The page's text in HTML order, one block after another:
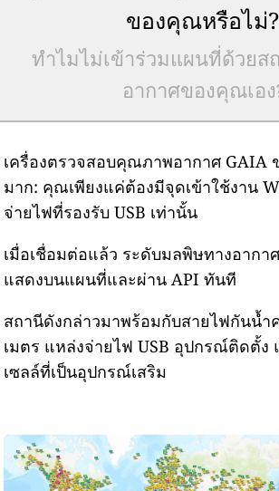
ของคุณหรือไม่?
ทำไมไม่เข้าร่วมแผนที่ด้วย
อากาศของคุณเอง
เครื่องตรวจสอบคุณภาพอากาศ GAIA
มาก: คุณเพียงแค่ต้องมีจุดเข้าใช้งาน
จ่ายไฟที่รองรับ USB เท่านั้น
เมื่อเชื่อมต่อแล้ว ระดับมลพิษทางอากา
แสดงบนแผนที่และผ่าน API ทันที
สถานีดังกล่าวมาพร้อมกับสายไฟกันน้ำ
เมตร แหล่งจ่ายไฟ USB อุปกรณ์ติดตั้ง
เซลล์ที่เป็นอุปกรณ์เสริม